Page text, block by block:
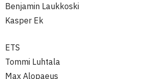
Benjamin Laukkoski
Kasper Ek
ETS
Tommi Luhtala
Max Alopaeus